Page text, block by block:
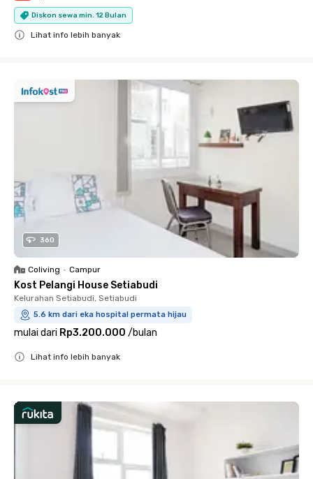
Diskon sewa min. 12 Bulan
Lihat info lebih banyak
360
Coliving • Campur
Kost Pelangi House Setiabudi
Kelurahan Setiabudi, Setiabudi
5.6 km dari eka hospital permata hijau
mulai dari Rp3.200.000 /bulan
Lihat info lebih banyak